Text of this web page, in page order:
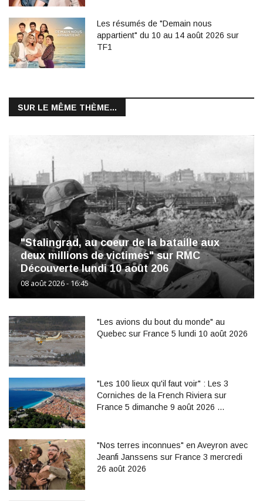
Les résumés de "Demain nous
appartient" du 10 au 14 août 2026 sur
TF1
SUR LE MÊME THÈME...
"Stalingrad, au coeur de la bataille aux
deux millions de victimes" sur RMC
Découverte lundi 10 août 206
08 août 2026 - 16:45
"Les avions du bout du monde" au
Quebec sur France 5 lundi 10 août 2026
"Les 100 lieux qu'il faut voir" : Les 3
Corniches de la French Riviera sur
France 5 dimanche 9 août 2026 …
"Nos terres inconnues" en Aveyron avec
Jeanfi Janssens sur France 3 mercredi
26 août 2026